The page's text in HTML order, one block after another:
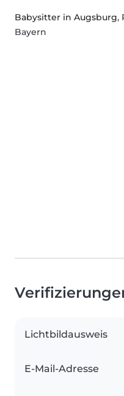
Babysitter in Augsburg,
Bayern
Lichtbildausweis
E-Mail-Adresse